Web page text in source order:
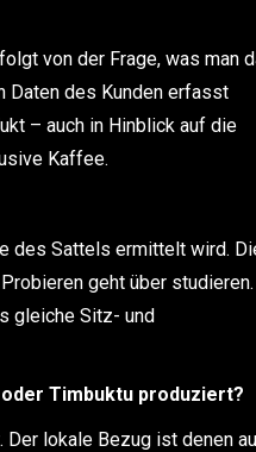
von der Frage, was man
Daten des Kunden erfasst
– auch in Hinblick auf die
Kaffee.
des Sattels ermittelt wird.
geht über studieren.
gleiche Sitz- und
Timbuktu produziert?
lokale Bezug ist denen